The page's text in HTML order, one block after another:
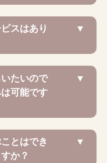
スはあり
たいので
可能です
とはでき
か？